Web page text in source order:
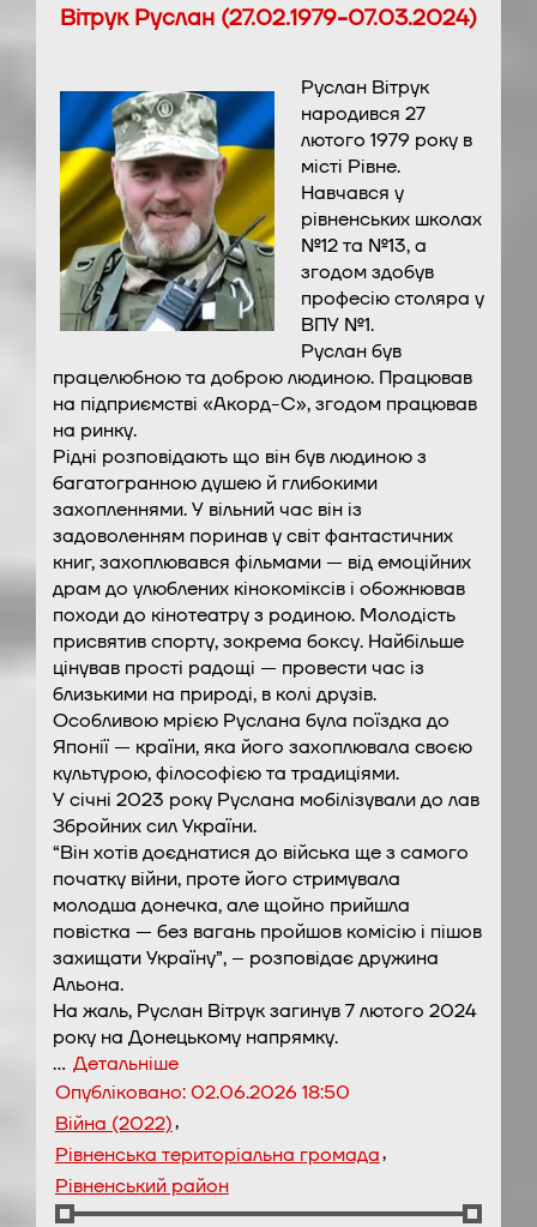
Вітрук Руслан (27.02.1979-07.03.2024)
Руслан Вітрук
народився 27
лютого 1979 року в
місті Рівне.
Навчався у
рівненських школах
№12 та №13, а
згодом здобув
професію столяра у
ВПУ №1.
Руслан був
працелюбною та доброю людиною. Працював
на підприємстві «Акорд-С», згодом працював
на ринку.
Рідні розповідають що він був людиною з
багатогранною душею й глибокими
захопленнями. У вільний час він із
задоволенням поринав у світ фантастичних
книг, захоплювався фільмами — від емоційних
драм до улюблених кінокоміксів і обожнював
походи до кінотеатру з родиною. Молодість
присвятив спорту, зокрема боксу. Найбільше
цінував прості радощі — провести час із
близькими на природі, в колі друзів.
Особливою мрією Руслана була поїздка до
Японії — країни, яка його захоплювала своєю
культурою, філософією та традиціями.
У січні 2023 року Руслана мобілізували до лав
Збройних сил України.
“Він хотів доєднатися до війська ще з самого
початку війни, проте його стримувала
молодша донечка, але щойно прийшла
повістка — без вагань пройшов комісію і пішов
захищати Україну”, – розповідає дружина
Альона.
На жаль, Руслан Вітрук загинув 7 лютого 2024
року на Донецькому напрямку.
… Детальніше
Опубліковано:02.06.2026 18:50
Війна (2022),
Рівненська територіальна громада,
Рівненський район